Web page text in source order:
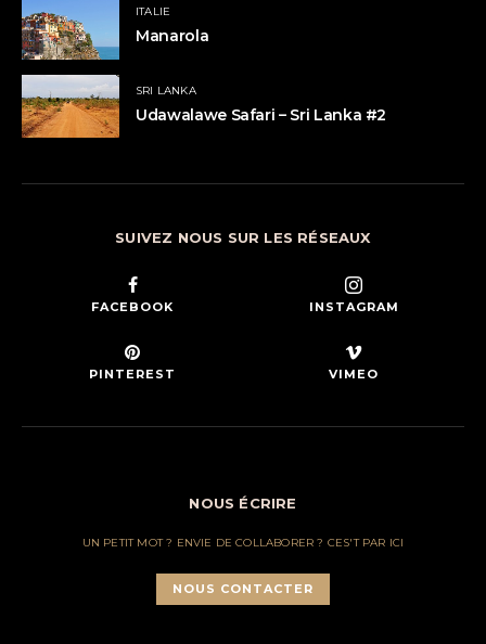
ITALIE
Manarola
SRI LANKA
Udawalawe Safari – Sri Lanka #2
SUIVEZ NOUS SUR LES RÉSEAUX
FACEBOOK INSTAGRAM
PINTEREST VIMEO
NOUS ÉCRIRE
UN PETIT MOT ? ENVIE DE COLLABORER ? CES'T PAR ICI
NOUS CONTACTER